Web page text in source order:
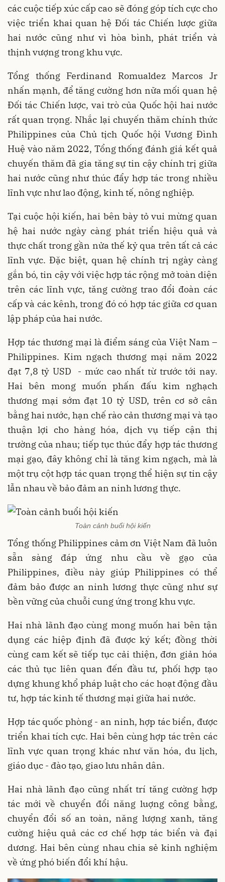
các cuộc tiếp xúc cấp cao sẽ đóng góp tích cực cho
việc triển khai quan hệ Đối tác Chiến lược giữa
hai nước cũng như vì hòa bình, phát triển và
thịnh vượng trong khu vực.
Tổng thống Ferdinand Romualdez Marcos Jr
nhấn mạnh, để tăng cường hơn nữa mối quan hệ
Đối tác Chiến lược, vai trò của Quốc hội hai nước
rất quan trọng. Nhắc lại chuyến thăm chính thức
Philippines của Chủ tịch Quốc hội Vương Đình
Huệ vào năm 2022, Tổng thống đánh giá kết quả
chuyến thăm đã gia tăng sự tin cậy chính trị giữa
hai nước cũng như thúc đẩy hợp tác trong nhiều
lĩnh vực như lao động, kinh tế, nông nghiệp.
Tại cuộc hội kiến, hai bên bày tỏ vui mừng quan
hệ hai nước ngày càng phát triển hiệu quả và
thực chất trong gần nửa thế kỷ qua trên tất cả các
lĩnh vực. Đặc biệt, quan hệ chính trị ngày càng
gắn bó, tin cậy với việc hợp tác rộng mở toàn diện
trên các lĩnh vực, tăng cường trao đổi đoàn các
cấp và các kênh, trong đó có hợp tác giữa cơ quan
lập pháp của hai nước.
Hợp tác thương mại là điểm sáng của Việt Nam –
Philippines. Kim ngạch thương mại năm 2022
đạt 7,8 tỷ USD - mức cao nhất từ trước tới nay.
Hai bên mong muốn phấn đấu kim nghạch
thương mại sớm đạt 10 tỷ USD, trên cơ sở cân
bằng hai nước, hạn chế rào cản thương mại và tạo
thuận lợi cho hàng hóa, dịch vụ tiếp cận thị
trường của nhau; tiếp tục thúc đẩy hợp tác thương
mại gạo, đây không chỉ là tăng kim ngạch, mà là
một trụ cột hợp tác quan trọng thể hiện sự tin cậy
lẫn nhau về bảo đảm an ninh lương thực.
Toàn cảnh buổi hội kiến
Tổng thống Philippines cảm ơn Việt Nam đã luôn
sẵn sàng đáp ứng nhu cầu về gạo của
Philippines, điều này giúp Philippines có thể
đảm bảo được an ninh lương thực cũng như sự
bền vững của chuỗi cung ứng trong khu vực.
Hai nhà lãnh đạo cùng mong muốn hai bên tận
dụng các hiệp định đã được ký kết; đồng thời
cùng cam kết sẽ tiếp tục cải thiện, đơn giản hóa
các thủ tục liên quan đến đầu tư, phối hợp tạo
dựng khung khổ pháp luật cho các hoạt động đầu
tư, hợp tác kinh tế thương mại giữa hai nước.
Hợp tác quốc phòng - an ninh, hợp tác biển, được
triển khai tích cực. Hai bên cùng hợp tác trên các
lĩnh vực quan trọng khác như văn hóa, du lịch,
giáo dục - đào tạo, giao lưu nhân dân.
Hai nhà lãnh đạo cũng nhất trí tăng cường hợp
tác mới về chuyển đổi năng luợng công bằng,
chuyển đổi số an toàn, năng lượng xanh, tăng
cường hiệu quả các cơ chế hợp tác biển và đại
dương. Hai bên cùng nhau chia sẻ kinh nghiệm
về ứng phó biến đổi khí hậu.